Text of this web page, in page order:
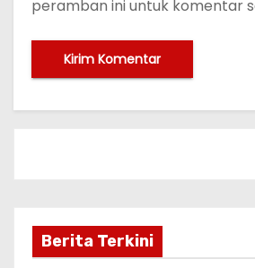
peramban ini untuk komentar
Berita Terkini